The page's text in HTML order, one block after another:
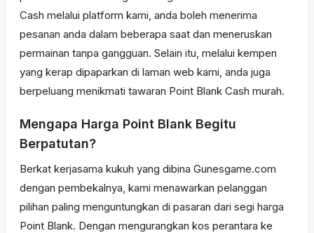
Cash melalui platform kami, anda boleh menerima
pesanan anda dalam beberapa saat dan meneruskan
permainan tanpa gangguan. Selain itu, melalui kempen
yang kerap dipaparkan di laman web kami, anda juga
berpeluang menikmati tawaran Point Blank Cash murah.
Mengapa Harga Point Blank Begitu
Berpatutan?
Berkat kerjasama kukuh yang dibina Gunesgame.com
dengan pembekalnya, kami menawarkan pelanggan
pilihan paling menguntungkan di pasaran dari segi harga
Point Blank. Dengan mengurangkan kos perantara ke